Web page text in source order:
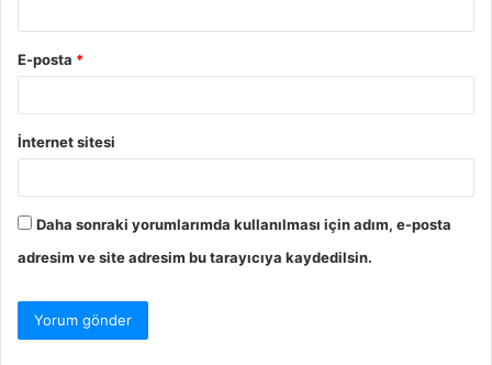
E-posta *
İnternet sitesi
Daha sonraki yorumlarımda kullanılması için adım, e-posta
adresim ve site adresim bu tarayıcıya kaydedilsin.